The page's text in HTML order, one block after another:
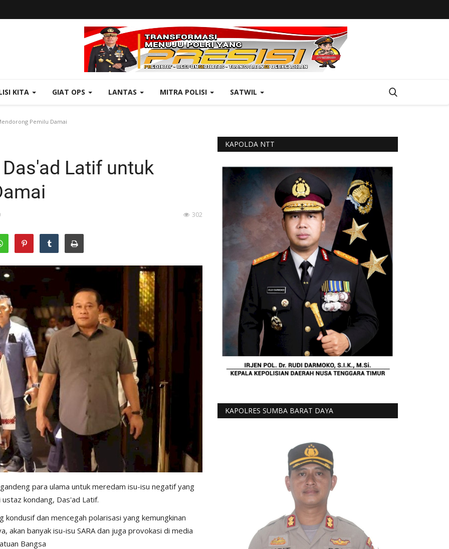
KITA GIAT OPS LANTAS MITRA POLISI SATWIL
Pemilu Damai
Latif untuk
302
para ulama untuk meredam isu-isu negatif yang
kondang, Das'ad Latif.
dan mencegah polarisasi yang kemungkinan
akan banyak isu-isu SARA dan juga provokasi di media
Bangsa
KAPOLDA NTT
KAPOLRES SUMBA BARAT DAYA